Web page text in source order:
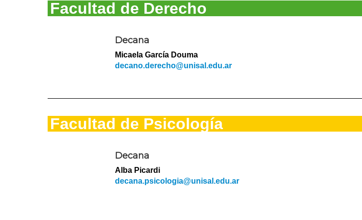
Facultad de Derecho
Decana
Micaela García Douma
decano.derecho@unisal.edu.ar
Facultad de Psicología
Decana
Alba Picardi
decana.psicologia@unisal.edu.ar